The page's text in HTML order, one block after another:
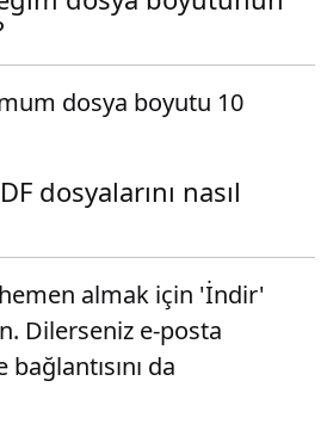
dosya boyutu 10
dosyalarını nasıl
hemen almak için 'İndir'
Dilerseniz e-posta
da